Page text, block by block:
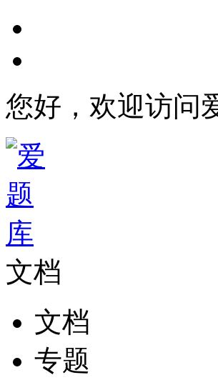
您好，欢迎访问
文档
文档
专题